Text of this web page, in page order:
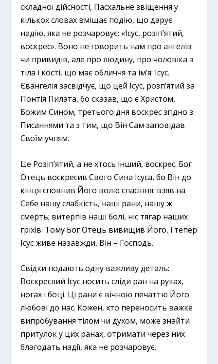
складної дійсності, Пасхальне звіщення у
кількох словах вміщає подію, що дарує
надію, яка не розчаровує: «Ісус, розіп’ятий,
воскрес». Воно не говорить нам про ангелів
чи привидів, але про людину, про чоловіка з
тіла і кості, що має обличчя та ім’я: Ісус.
Євангелія засвідчує, що цей Ісус, розп’ятий за
Понтія Пилата, бо сказав, що є Христом,
Божим Сином, третього дня воскрес згідно з
Писаннями та з тим, що Він Сам заповідав
Своїм учням.
Це Розіп’ятий, а не хтось інший, воскрес. Бог
Отець воскресив Свого Сина Ісуса, бо Він до
кінця сповнив Його волю спасіння: взяв на
Себе нашу слабкість, наші рани, нашу ж
смерть; витерпів наші болі, ніс тягар наших
гріхів. Тому Бог Отець вивищив Його, і тепер
Ісус живе назавжди, Він – Господь.
Свідки подають одну важливу деталь:
Воскреслий Ісус носить сліди ран на руках,
ногах і боці. Ці рани є вічною печаттю Його
любові до нас. Кожен, хто переносить важке
випробування тілом чи духом, може знайти
притулок у цих ранах, отримати через них
благодать надії, яка не розчаровує.